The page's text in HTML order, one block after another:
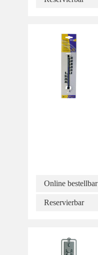
Online bestellbar
Reservierbar